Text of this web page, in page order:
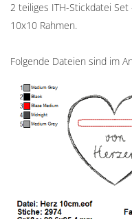
2 teiliges ITH-Stickdatei
10x10 Rahmen.
Folgende Dateien sind im